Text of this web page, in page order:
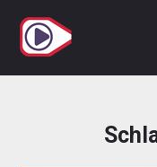
Inhalt
springen